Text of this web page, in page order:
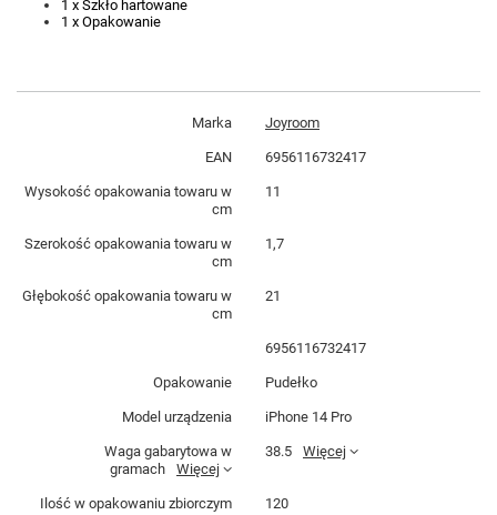
1 x Szkło hartowane
1 x Opakowanie
Marka Joyroom
EAN 6956116732417
Wysokość opakowania towaru w
cm
11
Szerokość opakowania towaru w
cm
1,7
Głębokość opakowania towaru w
cm
21
6956116732417
Opakowanie Pudełko
Model urządzenia iPhone 14 Pro
Waga gabarytowa w
gramach
Więcej
38.5 Więcej
Ilość w opakowaniu zbiorczym 120